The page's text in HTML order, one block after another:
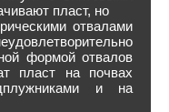
пласт, но
отвалами
формой отвалов
пласт на почвах
и на